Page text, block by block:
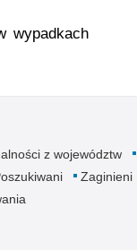
wypadkach
z województw
Zaginieni